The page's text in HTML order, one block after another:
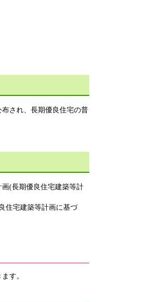
され、長期優良住宅の普
(長期優良住宅建築等計
住宅建築等計画に基づ
す。